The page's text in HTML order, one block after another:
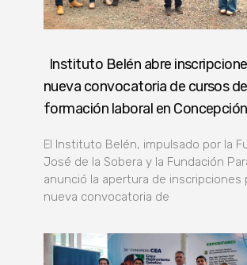
Instituto Belén abre
nueva convocatoria de cursos de
formación laboral en Concepción
El Instituto Belén, impulsado por la
José de la Sobera y la Fundación
anunció la apertura de inscripciones
nueva convocatoria de